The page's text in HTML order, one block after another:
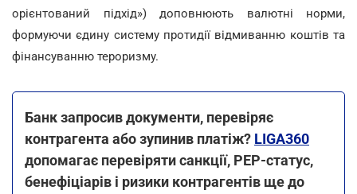
орієнтований підхід») доповнюють валютні норми,
формуючи єдину систему протидії відмиванню коштів та
фінансуванню тероризму.
Банк запросив документи, перевіряє
контрагента або зупинив платіж? LIGA360
допомагає перевіряти санкції, PEP-статус,
бенефіціарів і ризики контрагентів ще до